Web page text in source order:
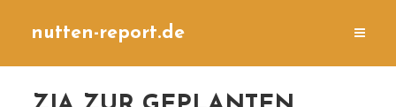
nutten-report.de